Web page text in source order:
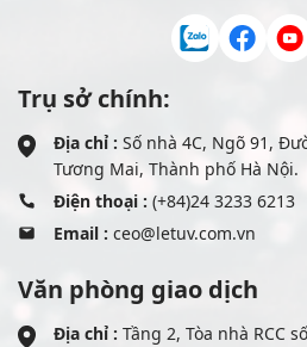
Trụ sở chính:
Địa chỉ : Số nhà 4C, Ngõ 91,
Tương Mai, Thành phố Hà Nội.
Điện thoại : (+84)24 3233 6213
Email : ceo@letuv.com.vn
Văn phòng giao dịch
Địa chỉ : Tầng 2, Tòa nhà RCC